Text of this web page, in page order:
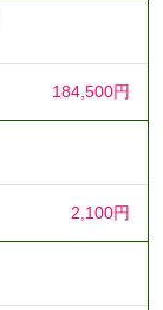
184,500円
2,100円